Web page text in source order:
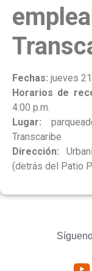
Fechas: jueves
Horarios de
4:00 p.m.
Lugar:
Transcaribe
Dirección:
(detrás del Patio